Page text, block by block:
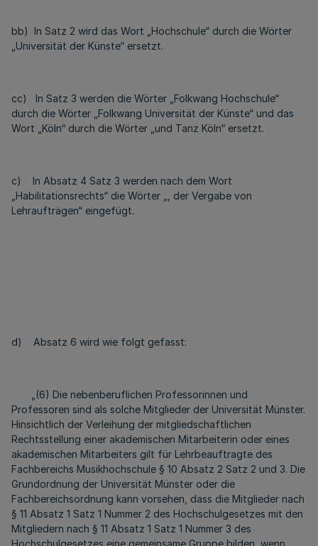
bb) In Satz 2 wird das Wort „Hochschule“ durch die Wörter
„Universität der Künste“ ersetzt.
cc) In Satz 3 werden die Wörter „Folkwang Hochschule“
durch die Wörter „Folkwang Universität der Künste“ und das
Wort „Köln“ durch die Wörter „und Tanz Köln“ ersetzt.
c) In Absatz 4 Satz 3 werden nach dem Wort
„Habilitationsrechts“ die Wörter „, der Vergabe von
Lehraufträgen“ eingefügt.
d) Absatz 6 wird wie folgt gefasst:
„(6) Die nebenberuflichen Professorinnen und
Professoren sind als solche Mitglieder der Universität Münster.
Hinsichtlich der Verleihung der mitgliedschaftlichen
Rechtsstellung einer akademischen Mitarbeiterin oder eines
akademischen Mitarbeiters gilt für Lehrbeauftragte des
Fachbereichs Musikhochschule § 10 Absatz 2 Satz 2 und 3. Die
Grundordnung der Universität Münster oder die
Fachbereichsordnung kann vorsehen, dass die Mitglieder nach
§ 11 Absatz 1 Satz 1 Nummer 2 des Hochschulgesetzes mit den
Mitgliedern nach § 11 Absatz 1 Satz 1 Nummer 3 des
Hochschulgesetzes eine gemeinsame Gruppe bilden, wenn